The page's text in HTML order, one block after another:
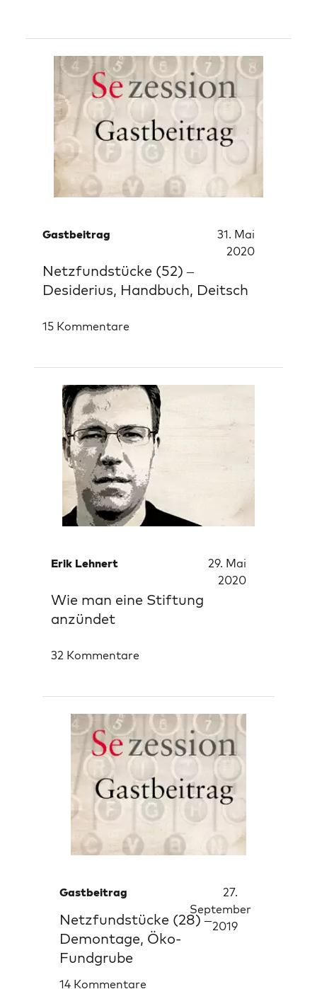
Gastbeitrag
31. Mai
2020
Netzfundstücke (52) –
Desiderius, Handbuch, Deitsch
15 Kommentare
Erik Lehnert
29. Mai
2020
Wie man eine Stiftung
anzündet
32 Kommentare
Gastbeitrag
27.
September
2019
Netzfundstücke (28) –
Demontage, Öko-
Fundgrube
14 Kommentare